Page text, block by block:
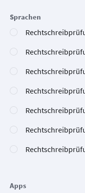
Sprachen
Apps